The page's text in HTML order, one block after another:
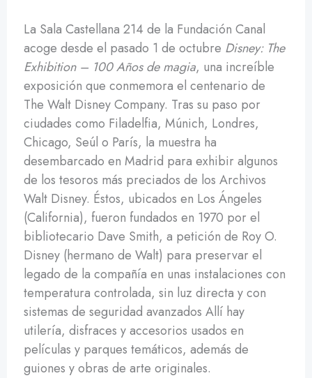
La Sala Castellana 214 de la Fundación Canal
acoge desde el pasado 1 de octubre Disney: The
Exhibition – 100 Años de magia, una increíble
exposición que conmemora el centenario de
The Walt Disney Company. Tras su paso por
ciudades como Filadelfia, Múnich, Londres,
Chicago, Seúl o París, la muestra ha
desembarcado en Madrid para exhibir algunos
de los tesoros más preciados de los Archivos
Walt Disney. Éstos, ubicados en Los Ángeles
(California), fueron fundados en 1970 por el
bibliotecario Dave Smith, a petición de Roy O.
Disney (hermano de Walt) para preservar el
legado de la compañía en unas instalaciones con
temperatura controlada, sin luz directa y con
sistemas de seguridad avanzados Allí hay
utilería, disfraces y accesorios usados en
películas y parques temáticos, además de
guiones y obras de arte originales.